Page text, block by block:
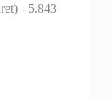
- 5.843